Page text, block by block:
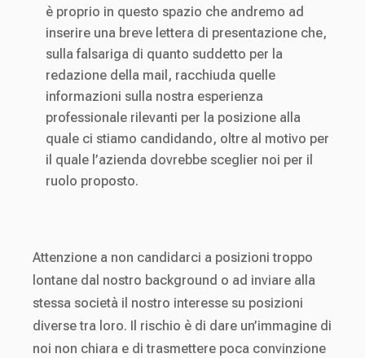
è proprio in questo spazio che andremo ad
inserire una breve lettera di presentazione che,
sulla falsariga di quanto suddetto per la
redazione della mail, racchiuda quelle
informazioni sulla nostra esperienza
professionale rilevanti per la posizione alla
quale ci stiamo candidando, oltre al motivo per
il quale l’azienda dovrebbe sceglier noi per il
ruolo proposto.
Attenzione a non candidarci a posizioni troppo
lontane dal nostro background o ad inviare alla
stessa società il nostro interesse su posizioni
diverse tra loro. Il rischio è di dare un’immagine di
noi non chiara e di trasmettere poca convinzione